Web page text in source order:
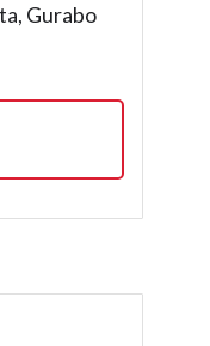
Gurabo